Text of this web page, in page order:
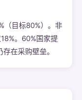
（目标80%）。非
。60%国家提
在采购壁垒。